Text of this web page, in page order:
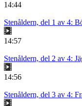
14:44
Stenåldern, del 1 av 4:
14:57
Stenåldern, del 2 av 4:
14:56
Stenåldern, del 3 av 4: